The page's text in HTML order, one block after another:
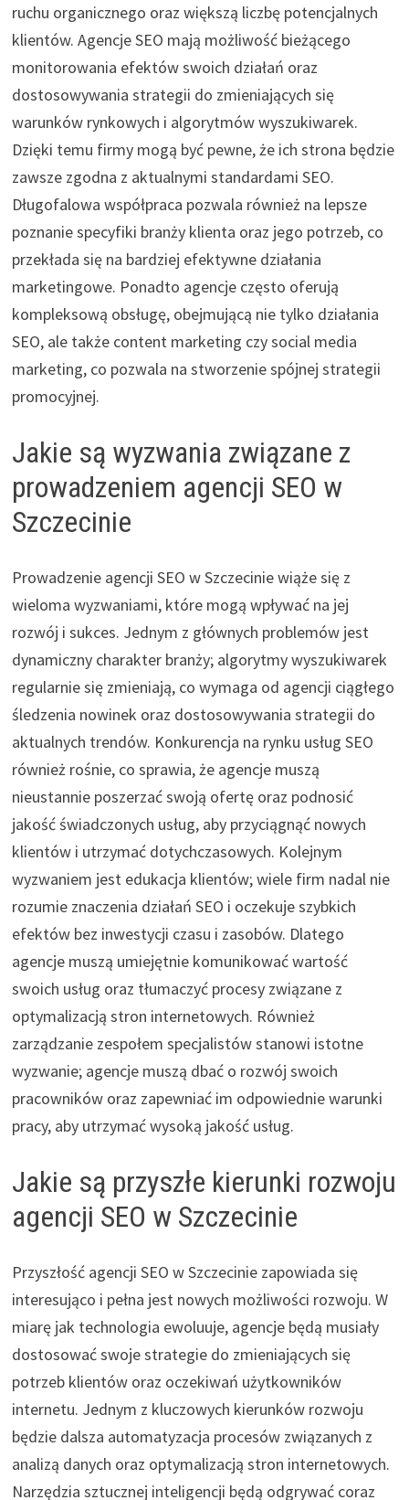
ruchu organicznego oraz większą liczbę potencjalnych
klientów. Agencje SEO mają możliwość bieżącego
monitorowania efektów swoich działań oraz
dostosowywania strategii do zmieniających się
warunków rynkowych i algorytmów wyszukiwarek.
Dzięki temu firmy mogą być pewne, że ich strona będzie
zawsze zgodna z aktualnymi standardami SEO.
Długofalowa współpraca pozwala również na lepsze
poznanie specyfiki branży klienta oraz jego potrzeb, co
przekłada się na bardziej efektywne działania
marketingowe. Ponadto agencje często oferują
kompleksową obsługę, obejmującą nie tylko działania
SEO, ale także content marketing czy social media
marketing, co pozwala na stworzenie spójnej strategii
promocyjnej.
Jakie są wyzwania związane z
prowadzeniem agencji SEO w
Szczecinie
Prowadzenie agencji SEO w Szczecinie wiąże się z
wieloma wyzwaniami, które mogą wpływać na jej
rozwój i sukces. Jednym z głównych problemów jest
dynamiczny charakter branży; algorytmy wyszukiwarek
regularnie się zmieniają, co wymaga od agencji ciągłego
śledzenia nowinek oraz dostosowywania strategii do
aktualnych trendów. Konkurencja na rynku usług SEO
również rośnie, co sprawia, że agencje muszą
nieustannie poszerzać swoją ofertę oraz podnosić
jakość świadczonych usług, aby przyciągnąć nowych
klientów i utrzymać dotychczasowych. Kolejnym
wyzwaniem jest edukacja klientów; wiele firm nadal nie
rozumie znaczenia działań SEO i oczekuje szybkich
efektów bez inwestycji czasu i zasobów. Dlatego
agencje muszą umiejętnie komunikować wartość
swoich usług oraz tłumaczyć procesy związane z
optymalizacją stron internetowych. Również
zarządzanie zespołem specjalistów stanowi istotne
wyzwanie; agencje muszą dbać o rozwój swoich
pracowników oraz zapewniać im odpowiednie warunki
pracy, aby utrzymać wysoką jakość usług.
Jakie są przyszłe kierunki rozwoju
agencji SEO w Szczecinie
Przyszłość agencji SEO w Szczecinie zapowiada się
interesująco i pełna jest nowych możliwości rozwoju. W
miarę jak technologia ewoluuje, agencje będą musiały
dostosować swoje strategie do zmieniających się
potrzeb klientów oraz oczekiwań użytkowników
internetu. Jednym z kluczowych kierunków rozwoju
będzie dalsza automatyzacja procesów związanych z
analizą danych oraz optymalizacją stron internetowych.
Narzędzia sztucznej inteligencji będą odgrywać coraz